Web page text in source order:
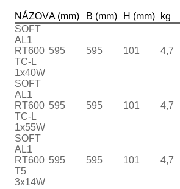
NÁZOVA (mm) B (mm) H (mm)
kg
SOFT
AL1
RT600
TC-L
1x40W
595 595 101 4,7
SOFT
AL1
RT600
TC-L
1x55W
595 595 101 4,7
SOFT
AL1
RT600
T5
3x14W
595 595 101 4,7